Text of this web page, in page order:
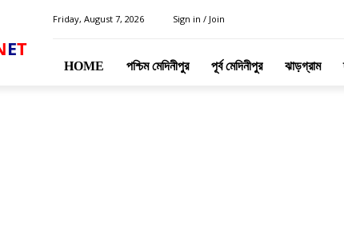
ET
Friday, August 7, 2026 Sign in / Join
HOME পশ্চিম মেদিনীপুর পূর্ব মেদিনীপুর ঝাড়গ্রাম